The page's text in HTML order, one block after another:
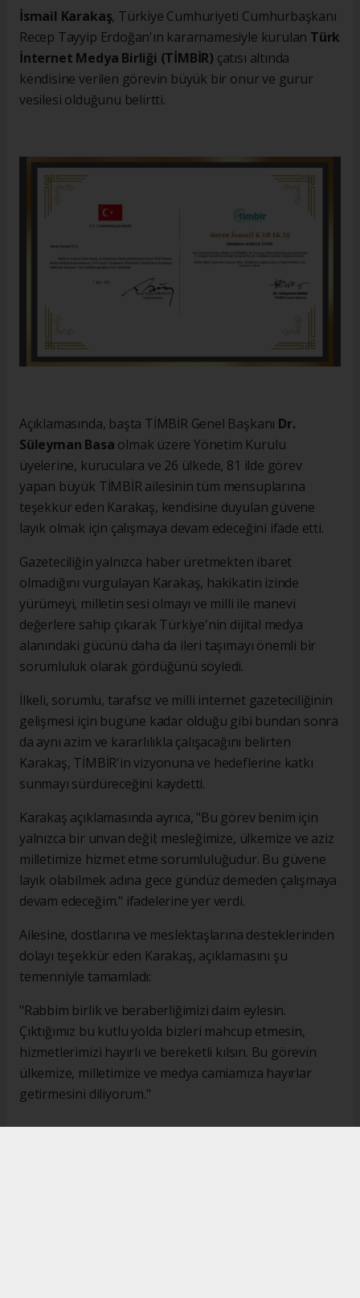
İsmail Karakaş, Türkiye Cumhuriyeti Cumhurbaşkanı
Recep Tayyip Erdoğan'ın kararnamesiyle kurulan Türk
İnternet Medya Birliği (TİMBİR) çatısı altında
kendisine verilen görevin büyük bir onur ve gurur
vesilesi olduğunu belirtti.
Açıklamasında, başta TİMBİR Genel Başkanı Dr.
Süleyman Basa olmak üzere Yönetim Kurulu
üyelerine, kuruculara ve 26 ülkede, 81 ilde görev
yapan büyük TİMBİR ailesinin tüm mensuplarına
teşekkür eden Karakaş, kendisine duyulan güvene
layık olmak için çalışmaya devam edeceğini ifade etti.
Gazeteciliğin yalnızca haber üretmekten ibaret
olmadığını vurgulayan Karakaş, hakikatin izinde
yürümeyi, milletin sesi olmayı ve milli ile manevi
değerlere sahip çıkarak Türkiye'nin dijital medya
alanındaki gücünü daha da ileri taşımayı önemli bir
sorumluluk olarak gördüğünü söyledi.
İlkeli, sorumlu, tarafsız ve milli internet gazeteciliğinin
gelişmesi için bugüne kadar olduğu gibi bundan sonra
da aynı azim ve kararlılıkla çalışacağını belirten
Karakaş, TİMBİR'in vizyonuna ve hedeflerine katkı
sunmayı sürdüreceğini kaydetti.
Karakaş açıklamasında ayrıca, "Bu görev benim için
yalnızca bir unvan değil; mesleğimize, ülkemize ve aziz
milletimize hizmet etme sorumluluğudur. Bu güvene
layık olabilmek adına gece gündüz demeden çalışmaya
devam edeceğim." ifadelerine yer verdi.
Ailesine, dostlarına ve meslektaşlarına desteklerinden
dolayı teşekkür eden Karakaş, açıklamasını şu
temenniyle tamamladı:
"Rabbim birlik ve beraberliğimizi daim eylesin.
Çıktığımız bu kutlu yolda bizleri mahcup etmesin,
hizmetlerimizi hayırlı ve bereketli kılsın. Bu görevin
ülkemize, milletimize ve medya camiamıza hayırlar
getirmesini diliyorum."